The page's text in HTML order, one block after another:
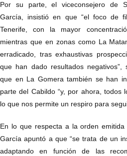
Por su parte, el viceconsejero de
García, insistió en que “el foco de
Tenerife, con la mayor
mientras que en zonas como La
erradicado, tras exhaustivas
que han dado resultados negativos”,
que en La Gomera también se han
parte del Cabildo “y, por ahora, todos
lo que nos permite un respiro para
En lo que respecta a la orden
García apuntó a que “se trata de un
adaptando en función de las